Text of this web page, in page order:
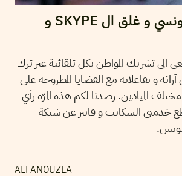
كلام شارع: التونسي و غلق ال SKYPE و
الى تشريك المواطن بكل تلقائية عبر ترك
و تفاعلاته مع القضايا المطروحة على
الميادين. رصدنا لكم هذه المرّة رأي
خدمتي السكايب و فايبر عن شبكة
تونس.
ALI ANOUZLA